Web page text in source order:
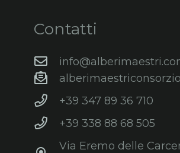
Contatti
+39 347 89 36 710
+39 338 88 68 505
Via Eremo delle